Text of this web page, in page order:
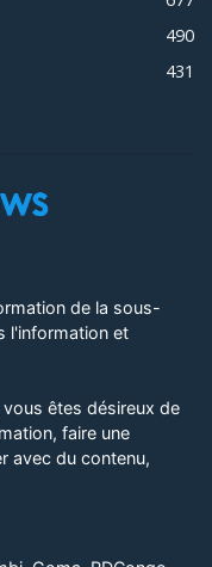
490
431
de la sous-
l'information et
êtes désireux de
faire une
avec du contenu,